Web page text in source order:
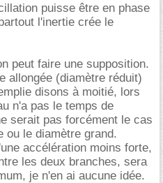
puisse être en phase
l'inertie crée le
peut faire une supposition.
allongée (diamètre réduit)
disons à moitié, lors
n'a pas le temps de
serait pas forcément le cas
ou le diamètre grand.
accélération moins forte,
les deux branches, sera
je n'en ai aucune idée.